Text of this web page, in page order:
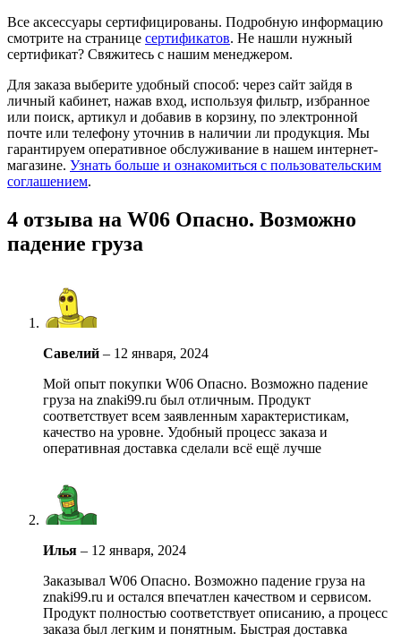
Все аксессуары сертифицированы. Подробную информацию
смотрите на странице сертификатов. Не нашли нужный
сертификат? Свяжитесь с нашим менеджером.
Для заказа выберите удобный способ: через сайт зайдя в
личный кабинет, нажав вход, используя фильтр, избранное
или поиск, артикул и добавив в корзину, по электронной
почте или телефону уточнив в наличии ли продукция. Мы
гарантируем оперативное обслуживание в нашем интернет-
магазине. Узнать больше и ознакомиться с пользовательским
соглашением.
4 отзыва на W06 Опасно. Возможно
падение груза
Савелий – 12 января, 2024
Мой опыт покупки W06 Опасно. Возможно падение
груза на znaki99.ru был отличным. Продукт
соответствует всем заявленным характеристикам,
качество на уровне. Удобный процесс заказа и
оперативная доставка сделали всё ещё лучше
Илья – 12 января, 2024
Заказывал W06 Опасно. Возможно падение груза на
znaki99.ru и остался впечатлен качеством и сервисом.
Продукт полностью соответствует описанию, а процесс
заказа был легким и понятным. Быстрая доставка